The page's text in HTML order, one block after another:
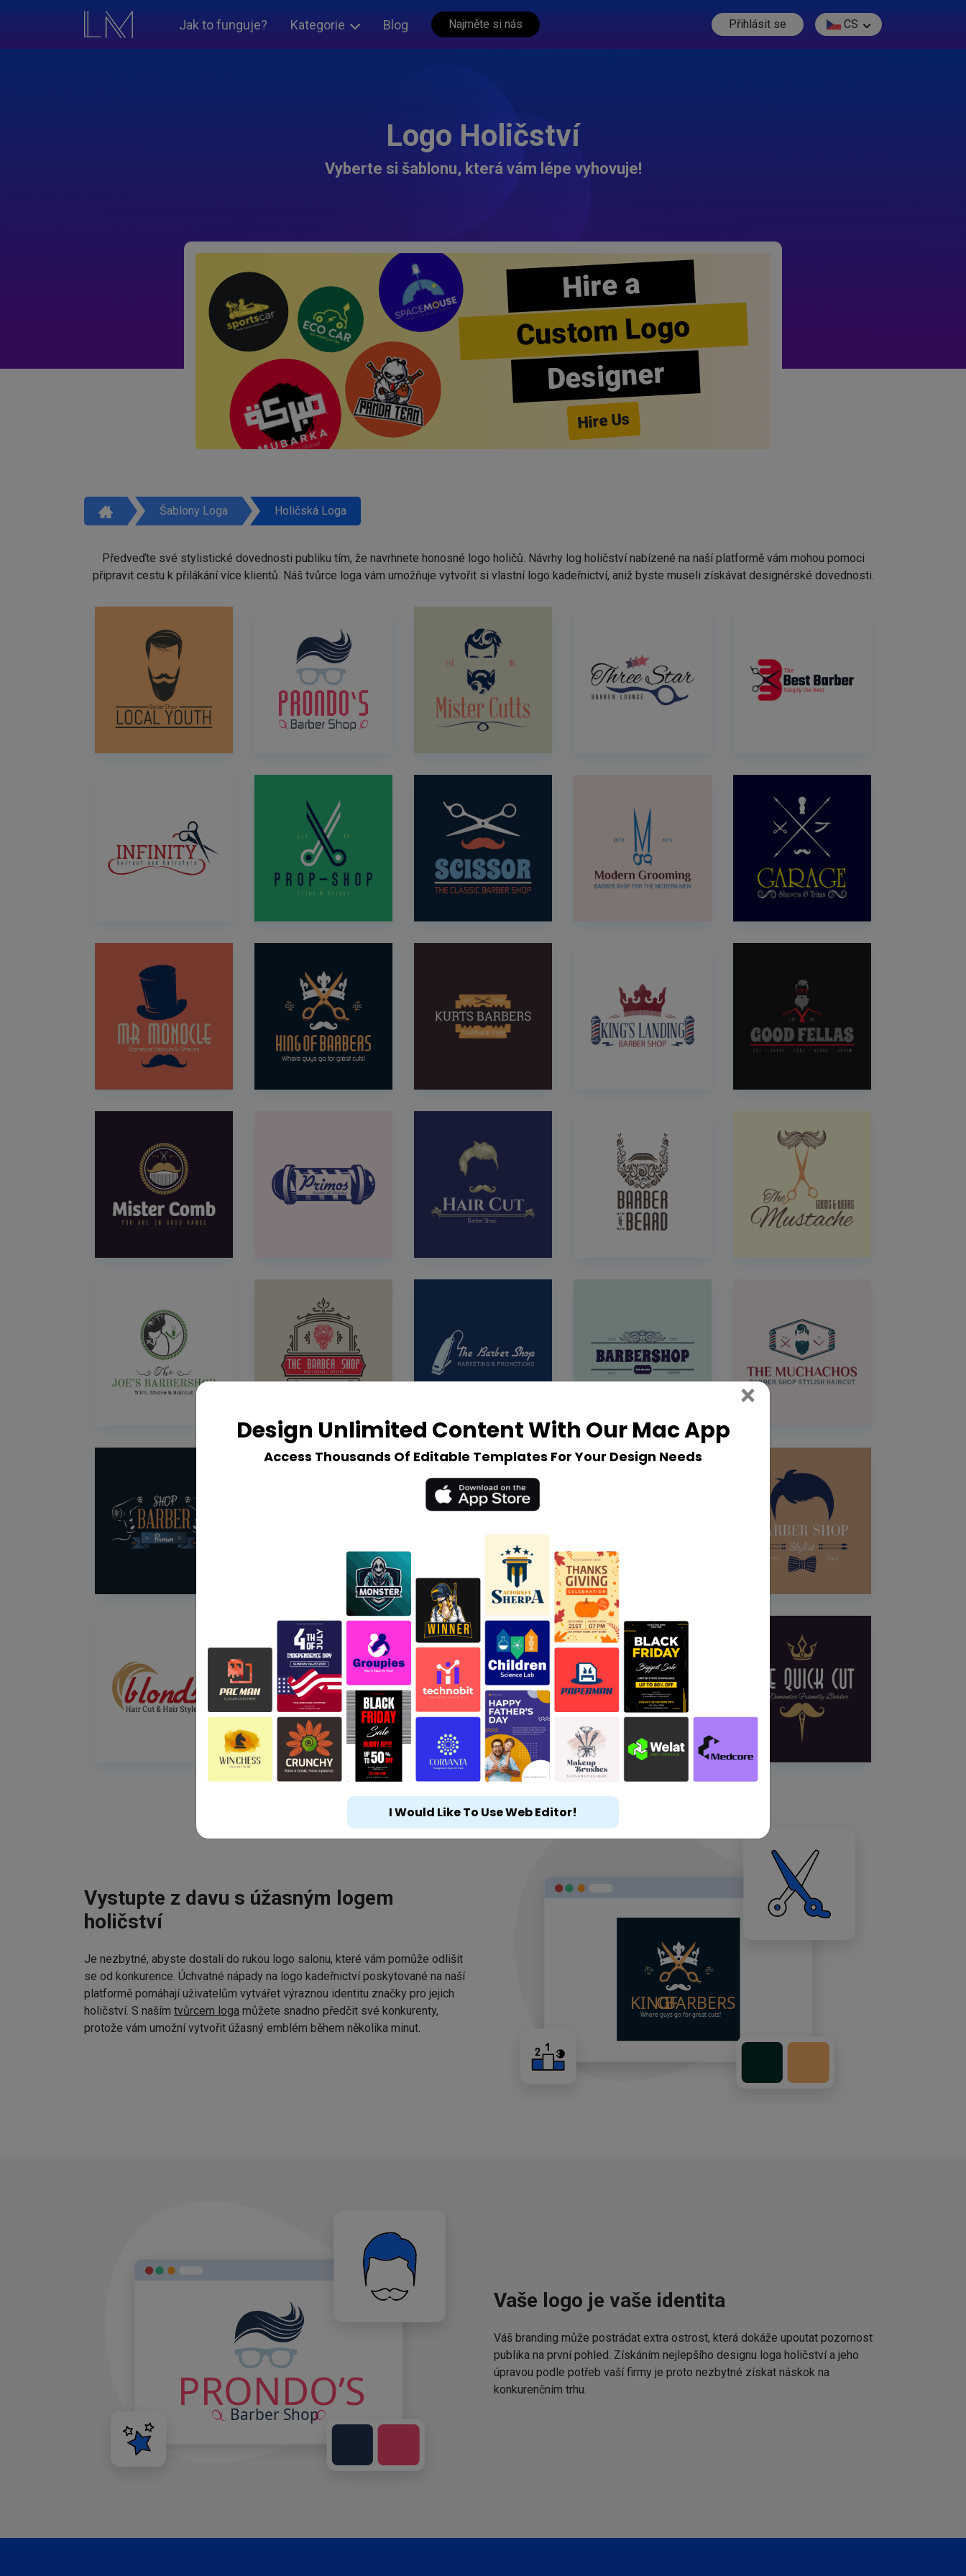
Jak to funguje? Kategorie Blog Najměte si nás Přihlásit se CS
Logo Holičství
Vyberte si šablonu, která vám lépe vyhovuje!
Hire a
Custom Logo
Designer
Hire Us
Šablony Loga Holičská Loga
Předveďte své stylistické dovednosti publiku tím, že navrhnete honosné logo holičů. Návrhy log holičství nabízené na naší platformě vám mohou pomoci
připravit cestu k přilákání více klientů. Náš tvůrce loga vám umožňuje vytvořit si vlastní logo kadeřnictví, aniž byste museli získávat designérské dovednosti.
Vystupte z davu s úžasným logem
holičství
Je nezbytné, abyste dostali do rukou logo salonu, které vám pomůže odlišit
se od konkurence. Úchvatné nápady na logo kadeřnictví poskytované na naší
platformě pomáhají uživatelům vytvářet výraznou identitu značky pro jejich
holičství. S naším tvůrcem loga můžete snadno předčit své konkurenty,
protože vám umožní vytvořit úžasný emblém během několika minut.
Vaše logo je vaše identita
Váš branding může postrádat extra ostrost, která dokáže upoutat pozornost
publika na první pohled. Získáním nejlepšího designu loga holičství a jeho
úpravou podle potřeb vaší firmy je proto nezbytné získat náskok na
konkurenčním trhu.
Design Unlimited Content With Our Mac App
Access Thousands Of Editable Templates For Your Design Needs
× Close
I Would Like To Use Web Editor!